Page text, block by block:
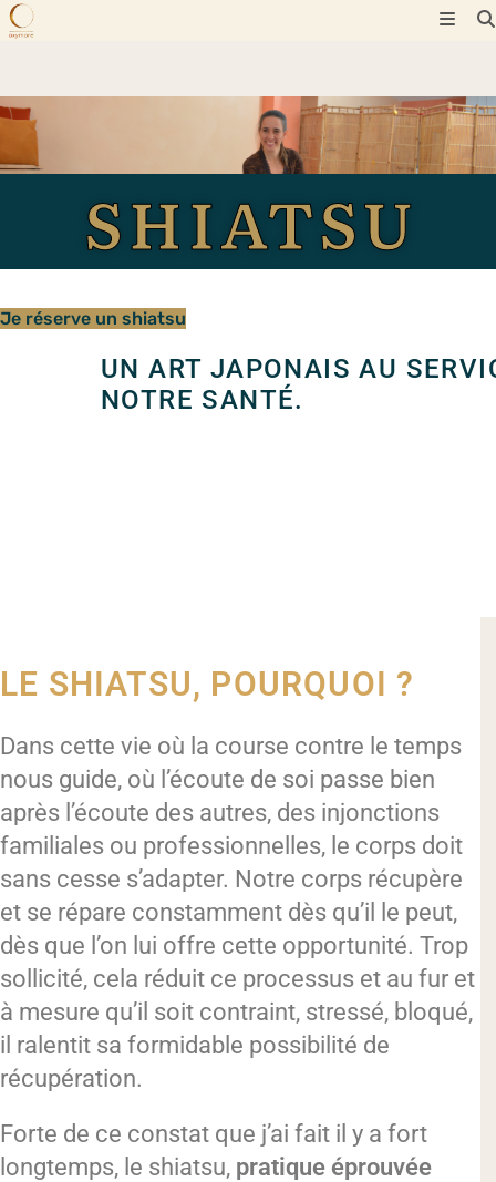
Skip
to
SHIATSU
Je réserve un shiatsu
UN ART JAPONAIS AU
NOTRE SANTÉ.
LE SHIATSU, POURQUOI ?
Dans cette vie où la course contre le temps
nous guide, où l’écoute de soi passe bien
après l’écoute des autres, des injonctions
familiales ou professionnelles, le corps doit
sans cesse s’adapter. Notre corps récupère
et se répare constamment dès qu’il le peut,
dès que l’on lui offre cette opportunité. Trop
sollicité, cela réduit ce processus et au fur et
à mesure qu’il soit contraint, stressé, bloqué,
il ralentit sa formidable possibilité de
récupération.
Forte de ce constat que j’ai fait il y a fort
longtemps, le shiatsu, pratique éprouvée